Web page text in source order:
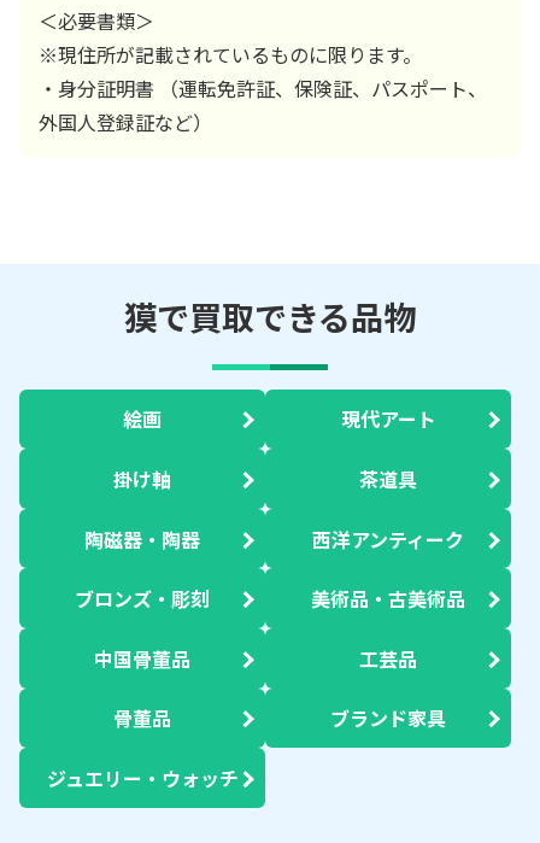
＜必要書類＞
※現住所が記載されているものに限ります。
・身分証明書 （運転免許証、保険証、パスポート、
外国人登録証など）
獏で買取できる品物
絵画 現代アート
掛け軸 茶道具
陶磁器・陶器 西洋アンティーク
ブロンズ・彫刻 美術品・古美術品
中国骨董品 工芸品
骨董品 ブランド家具
ジュエリー・ウォッチ